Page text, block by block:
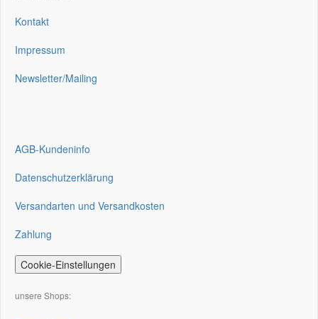
Kontakt
Impressum
Newsletter/Mailing
AGB-Kundeninfo
Datenschutzerklärung
Versandarten und Versandkosten
Zahlung
Cookie-Einstellungen
unsere Shops: